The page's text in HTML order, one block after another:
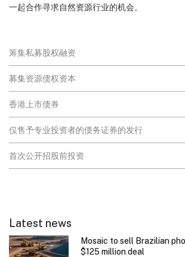
Latest news
Mosaic to sell Brazilian
$125 million deal
一起合作寻求自然资源行业的机会。
筹集私募股权融资
募集资源债权资本
香港上市债券
仅售予专业投资者的债务证券的发行
首次公开招股前投资